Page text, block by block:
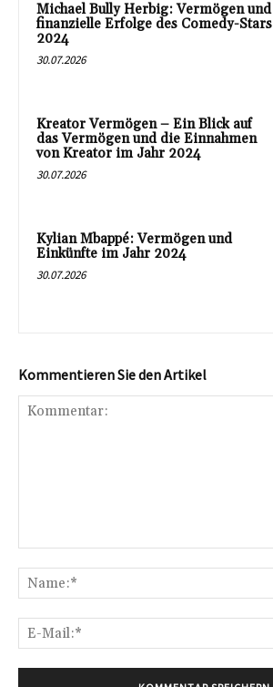
Michael Bully Herbig: Vermögen und
finanzielle Erfolge des Comedy-Stars
2024
30.07.2026
Kreator Vermögen – Ein Blick auf
das Vermögen und die Einnahmen
von Kreator im Jahr 2024
30.07.2026
Kylian Mbappé: Vermögen und
Einkünfte im Jahr 2024
30.07.2026
Kommentieren Sie den Artikel